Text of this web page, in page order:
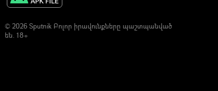
© 2026 Sputnik Բոլոր իրավունքները պաշտպանված
են. 18+